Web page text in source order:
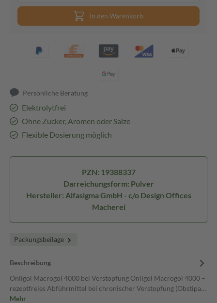
In den Warenkorb
Persönliche Beratung
Elektrolytfrei
Ohne Zucker, Aromen oder Salze
Flexible Dosierung möglich
PZN: 19388337
Darreichungsform: Pulver
Hersteller: Alfasigma GmbH - c/o Design Offices
Macherei
Packungsbeilage
Beschreibung
Onligol Macrogol 4000 bei Verstopfung Onligol Macrogol 4000 –
rezeptfreies Abführmittel bei chronischer Verstopfung (Obstipa…
Mehr